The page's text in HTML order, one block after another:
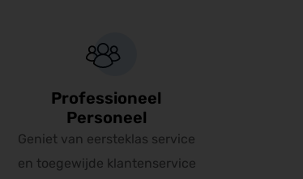
Professioneel
Personeel
Geniet van eersteklas service
en toegewijde klantenservice